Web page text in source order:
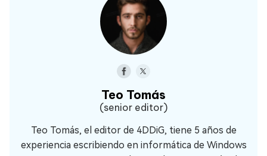
Teo Tomás
(senior editor)
Teo Tomás, el editor de 4DDiG, tiene 5 años de
experiencia escribiendo en informática de Windows